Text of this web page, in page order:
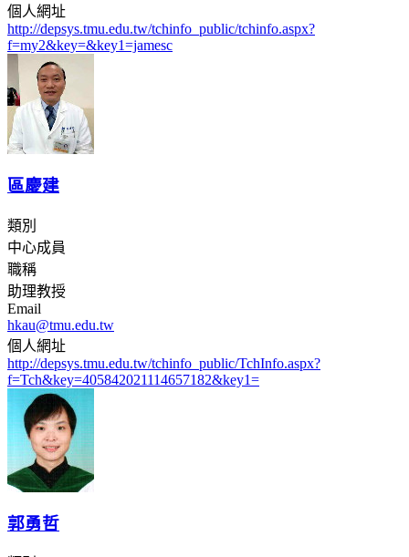
個人網址
http://depsys.tmu.edu.tw/tchinfo_public/tchinfo.aspx?
f=my2&key=&key1=jamesc
區慶建
類別
中心成員
職稱
助理教授
Email
hkau@tmu.edu.tw
個人網址
http://depsys.tmu.edu.tw/tchinfo_public/TchInfo.aspx?
f=Tch&key=405842021114657182&key1=
郭勇哲